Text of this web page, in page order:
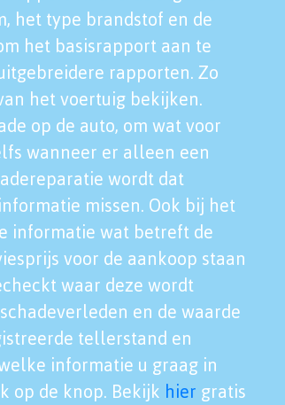
het type brandstof en de
het basisrapport aan te
rapporten. Zo
het voertuig bekijken.
op de auto, om wat voor
wanneer er alleen een
wordt dat
missen. Ook bij het
informatie wat betreft de
voor de aankoop staan
waar deze wordt
en de waarde
tellerstand en
informatie u graag in
op de knop. Bekijk hier gratis